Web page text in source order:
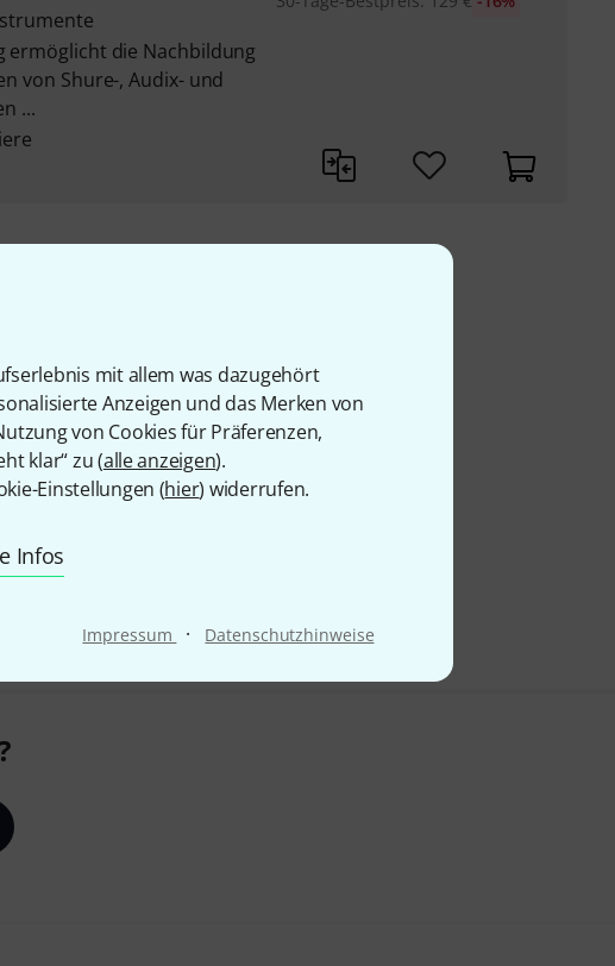
mit allem was dazugehört
Anzeigen und das Merken von
von Cookies für Präferenzen,
klar“ zu (alle anzeigen).
Einstellungen (hier) widerrufen.
Infos
Impressum · Datenschutzhinweise
ermöglicht die Nachbildung
von Shure-, Audix- und
...